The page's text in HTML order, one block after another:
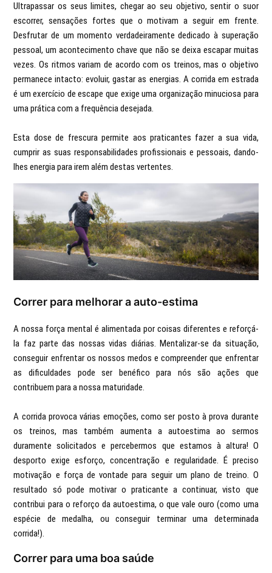
Ultrapassar os seus limites, chegar ao seu objetivo, sentir o suor
escorrer, sensações fortes que o motivam a seguir em frente.
Desfrutar de um momento verdadeiramente dedicado à superação
pessoal, um acontecimento chave que não se deixa escapar muitas
vezes. Os ritmos variam de acordo com os treinos, mas o objetivo
permanece intacto: evoluir, gastar as energias. A corrida em estrada
é um exercício de escape que exige uma organização minuciosa para
uma prática com a frequência desejada.
Esta dose de frescura permite aos praticantes fazer a sua vida,
cumprir as suas responsabilidades profissionais e pessoais, dando-
lhes energia para irem além destas vertentes.
Correr para melhorar a auto-estima
A nossa força mental é alimentada por coisas diferentes e reforçá-
la faz parte das nossas vidas diárias. Mentalizar-se da situação,
conseguir enfrentar os nossos medos e compreender que enfrentar
as dificuldades pode ser benéfico para nós são ações que
contribuem para a nossa maturidade.
A corrida provoca várias emoções, como ser posto à prova durante
os treinos, mas também aumenta a autoestima ao sermos
duramente solicitados e percebermos que estamos à altura! O
desporto exige esforço, concentração e regularidade. É preciso
motivação e força de vontade para seguir um plano de treino. O
resultado só pode motivar o praticante a continuar, visto que
contribui para o reforço da autoestima, o que vale ouro (como uma
espécie de medalha, ou conseguir terminar uma determinada
corrida!).
Correr para uma boa saúde